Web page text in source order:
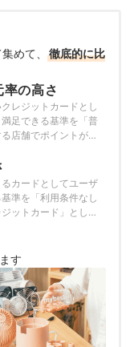
めて、
徹底的に比
の高さ
レジットカードとし
足できる基準を「普
店舗でポイントが貯
行いました。2026年
とに検証をおこなって
カードとしてユーザ
準を「利用条件なし
ットカード」とし、
報をもとに検証をお
す